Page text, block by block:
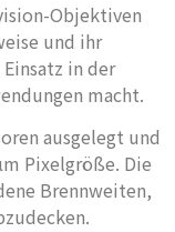
Objektiven
und ihr
in der
macht.
ausgelegt und
Pixelgröße. Die
Brennweiten,